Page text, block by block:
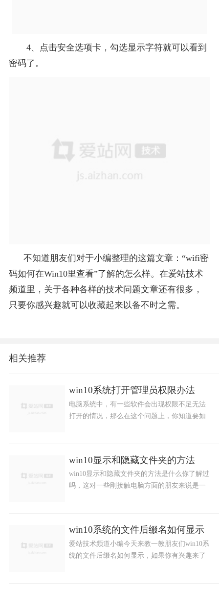
4、点击安全选项卡，勾选显示字符就可以看到
密码了。
不知道朋友们对于小编整理的这篇文章：“wifi密
码如何在Win10里查看”了解的怎么样。在爱站技术
频道里，关于各种各样的技术问题文章还有很多，
只要你感兴趣就可以收藏起来以备不时之需。
相关推荐
win10系统打开管理员权限办法
电脑系统中，有一些软件会出现权限不足无法
打开的情况，那么在这个问题上，你知道要如
win10显示和隐藏文件夹的方法
win10显示和隐藏文件夹的方法是什么你了解过
吗，这对一些刚接触电脑方面的朋友来说是一
win10系统的文件后缀名如何显示
爱站技术频道小编今天来教一教朋友们win10系
统的文件后缀名如何显示，如果你有兴趣来了